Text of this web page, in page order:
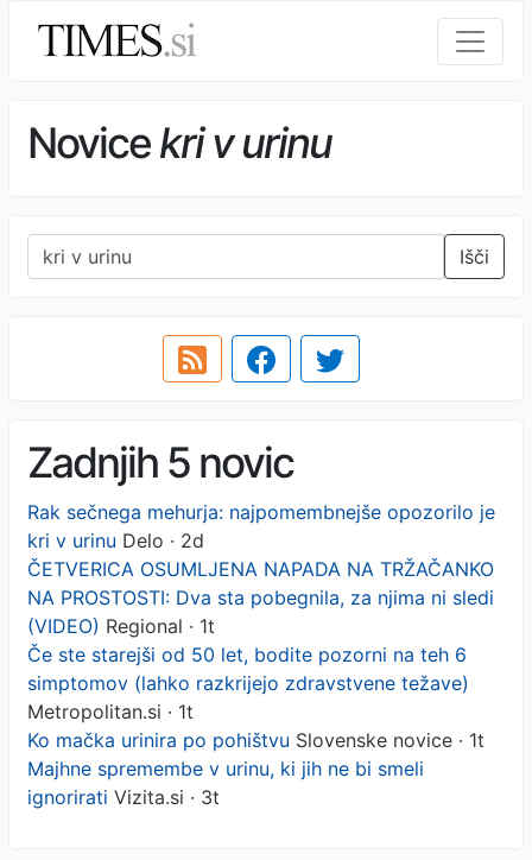
Novicekri v urinu
Išči
Zadnjih 5 novic
Rak sečnega mehurja: najpomembnejše opozorilo je
kri v urinu Delo · 2d
ČETVERICA OSUMLJENA NAPADA NA TRŽAČANKO
NA PROSTOSTI: Dva sta pobegnila, za njima ni sledi
(VIDEO) Regional · 1t
Če ste starejši od 50 let, bodite pozorni na teh 6
simptomov (lahko razkrijejo zdravstvene težave)
Metropolitan.si · 1t
Ko mačka urinira po pohištvu Slovenske novice · 1t
Majhne spremembe v urinu, ki jih ne bi smeli
ignorirati Vizita.si · 3t